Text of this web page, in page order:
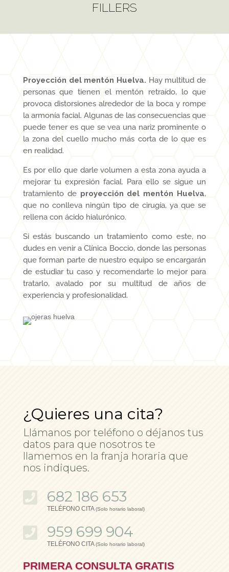
FILLERS
Proyección del mentón Huelva. Hay multitud de
personas que tienen el mentón retraído, lo que
provoca distorsiones alrededor de la boca y rompe
la armonía facial. Algunas de las consecuencias que
puede tener es que se vea una nariz prominente o
la zona del cuello mucho más corta de lo que es
en realidad.
Es por ello que darle volumen a esta zona ayuda a
mejorar tu expresión facial. Para ello se sigue un
tratamiento de proyección del mentón Huelva,
que no conlleva ningún tipo de cirugía, ya que se
rellena con ácido hialurónico.
Si estás buscando un tratamiento como este, no
dudes en venir a Clínica Boccio, donde las personas
que forman parte de nuestro equipo se encargarán
de estudiar tu caso y recomendarte lo mejor para
tratarlo, avalado por su multitud de años de
experiencia y profesionalidad.
¿Quieres una cita?
Llámanos por teléfono o déjanos tus
datos para que nosotros te
llamemos en la franja horaria que
nos indiques.
 682 186 653
TELÉFONO CITA(Solo horario laboral)
 959 699 904
TELÉFONO CITA(Solo horario laboral)
PRIMERA CONSULTA GRATIS